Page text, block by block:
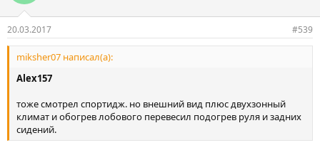
20.03.2017 #539
miksher07 написал(а):
Alex157
тоже смотрел спортидж. но внешний вид плюс двухзонный
климат и обогрев лобового перевесил подогрев руля и задних
сидений.